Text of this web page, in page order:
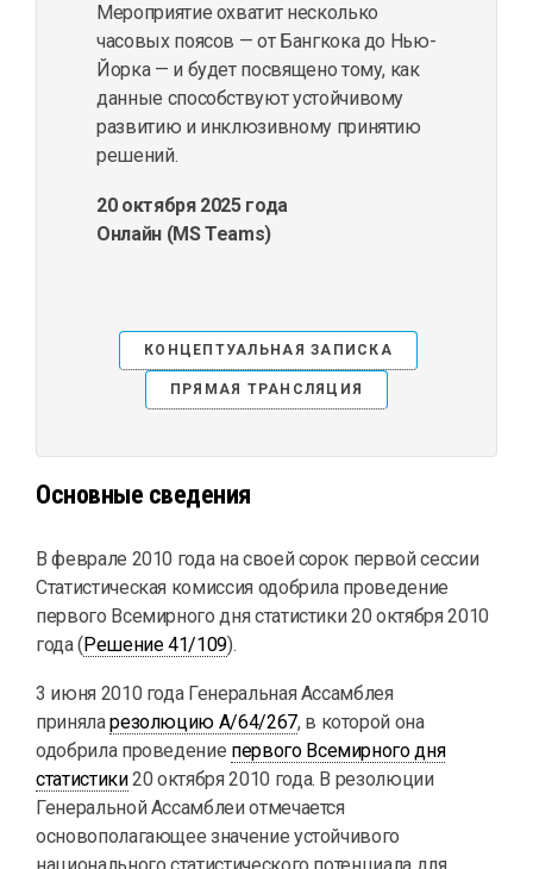
Мероприятие охватит несколько
часовых поясов — от Бангкока до Нью-
Йорка — и будет посвящено тому, как
данные способствуют устойчивому
развитию и инклюзивному принятию
решений.
20 октября 2025 года
Онлайн (MS Teams)
КОНЦЕПТУАЛЬНАЯ ЗАПИСКА
ПРЯМАЯ ТРАНСЛЯЦИЯ
Основные сведения
В феврале 2010 года на своей сорок первой сессии
Статистическая комиссия одобрила проведение
первого Всемирного дня статистики 20 октября 2010
года (Решение 41/109).
3 июня 2010 года Генеральная Ассамблея
приняларезолюцию A/64/267, в которой она
одобрила проведение первого Всемирного дня
статистики20 октября 2010 года. В резолюции
Генеральной Ассамблеи отмечается
основополагающее значение устойчивого